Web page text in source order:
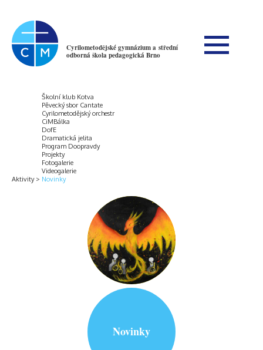
Cyrilometodějské gymnázium a střední
odborná škola pedagogická Brno
Aktivity
Školní klub Kotva
Pěvecký sbor Cantate
Cyrilometodějský orchestr
CiMBálka
DofE
Dramatická jelita
Program Doopravdy
Projekty
Fotogalerie
Videogalerie
Novinky
Novinky